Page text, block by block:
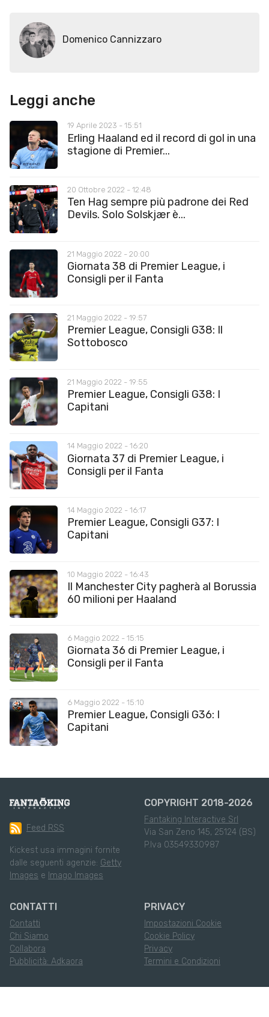
Domenico Cannizzaro
Leggi anche
19 Aprile 2023 - 15:51
Erling Haaland ed il record di gol in una
stagione di Premier...
20 Ottobre 2022 - 12:48
Ten Hag sempre più padrone dei Red
Devils. Solo Solskjær è...
21 Maggio 2022 - 20:00
Giornata 38 di Premier League, i
Consigli per il Fanta
21 Maggio 2022 - 19:57
Premier League, Consigli G38: Il
Sottobosco
21 Maggio 2022 - 19:55
Premier League, Consigli G38: I
Capitani
14 Maggio 2022 - 16:20
Giornata 37 di Premier League, i
Consigli per il Fanta
14 Maggio 2022 - 16:17
Premier League, Consigli G37: I
Capitani
10 Maggio 2022 - 16:43
Il Manchester City pagherà al Borussia
60 milioni per Haaland
6 Maggio 2022 - 15:15
Giornata 36 di Premier League, i
Consigli per il Fanta
6 Maggio 2022 - 15:10
Premier League, Consigli G36: I
Capitani
Feed RSS
Kickest usa immagini fornite
dalle seguenti agenzie: Getty
Images e Imago Images
COPYRIGHT 2018-2026
Fantaking Interactive Srl
Via San Zeno 145, 25124 (BS)
P.Iva 03549330987
CONTATTI
Contatti
Chi Siamo
Collabora
Pubblicità: Adkaora
PRIVACY
Impostazioni Cookie
Cookie Policy
Privacy
Termini e Condizioni